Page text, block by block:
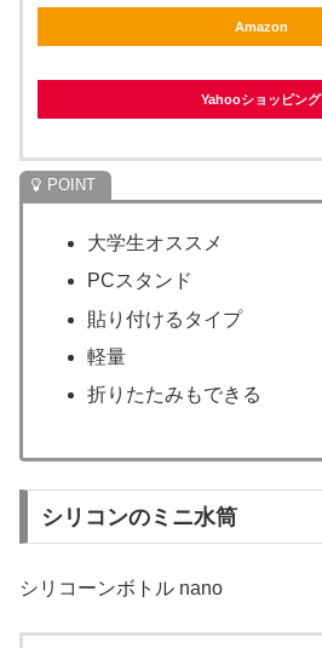
Amazon
Yahooショッピング
大学生オススメ
PCスタンド
貼り付けるタイプ
軽量
折りたたみもできる
シリコンのミニ水筒
シリコーンボトル nano